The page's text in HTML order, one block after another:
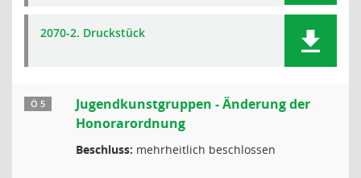
2070-2. Druckstück
Ö 5
Jugendkunstgruppen - Änderung der
Honorarordnung
Beschluss: mehrheitlich beschlossen